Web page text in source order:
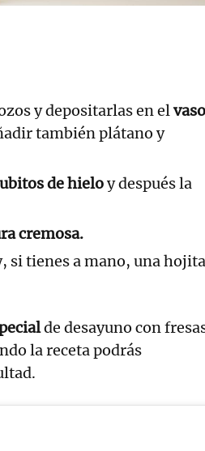
y depositarlas en elvaso
también plátano y
de hieloy después la
cremosa.
si tienes a mano, una hojita
de desayuno con
la receta podrás